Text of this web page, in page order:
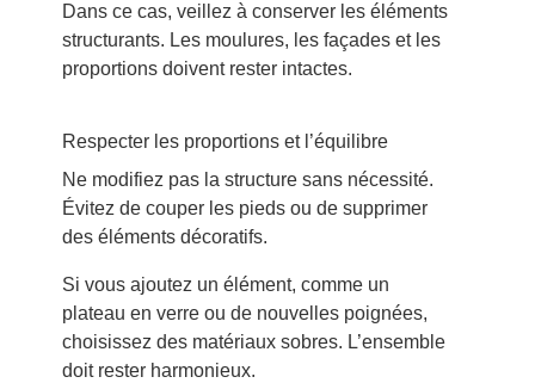
Dans ce cas, veillez à conserver les éléments
structurants. Les moulures, les façades et les
proportions doivent rester intactes.
Respecter les proportions et l’équilibre
Ne modifiez pas la structure sans nécessité.
Évitez de couper les pieds ou de supprimer
des éléments décoratifs.
Si vous ajoutez un élément, comme un
plateau en verre ou de nouvelles poignées,
choisissez des matériaux sobres. L’ensemble
doit rester harmonieux.